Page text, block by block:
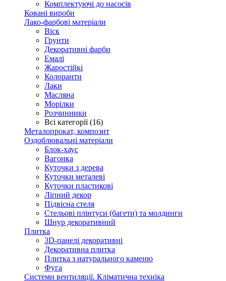
Комплектуючі до насосів
Ковані вироби
Лако-фарбові матеріали
Віск
Грунти
Декоративні фарби
Емалі
Жаростійкі
Колоранти
Лаки
Масляна
Морілки
Розчинники
Всі категорії (16)
Металопрокат, композит
Оздоблювальні матеріали
Блок-хаус
Вагонка
Куточки з дерева
Куточки металеві
Куточки пластикові
Ліпний декор
Підвісна стеля
Стельові плінтуси (багети) та молдинги
Шнур декоративний
Плитка
3D-панелі декоративні
Декоративна плитка
Плитка з натурального каменю
Фуга
Системи вентиляції. Кліматична техніка